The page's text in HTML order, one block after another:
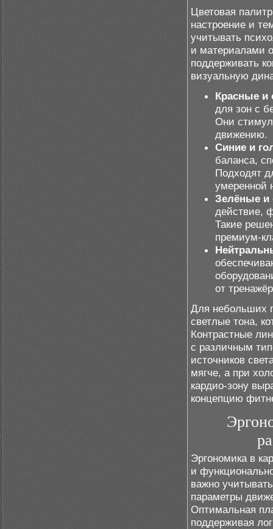
Цветовая
настроение и
учитывать
и материалами
поддерживать
визуальную
Красные и
для зон с
Они
движению.
Синие и
баланса,
Подходят
умеренной
Зелёные и
действие,
Такие
премиум-
от
Для небольших
светлые тона,
Контрастные
с различным
источников
мягче, а при
кардио-зону
концепцию
Эргономика в
и
важно
параметры
Оптимальная
поддерживая